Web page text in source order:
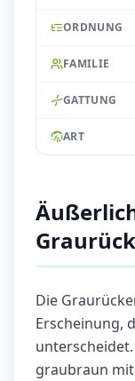
ORDNUNG
FAMILIE
GATTUNG
ART
Die
Erscheinung,
graubraun